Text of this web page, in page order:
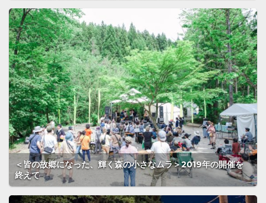
＜皆の故郷になった、輝く森の小さなムラ＞2019年の開催を
終えて